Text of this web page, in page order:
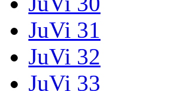
JuVi 31
JuVi 32
JuVi 33